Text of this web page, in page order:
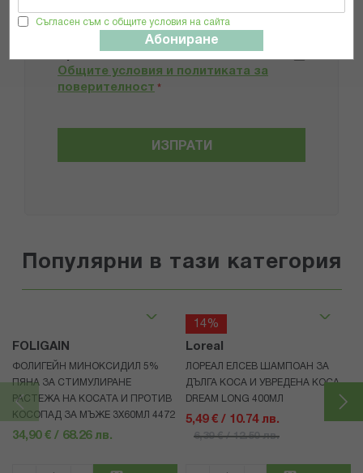
Съгласен съм с общите условия на сайта
Абониране
Препоръчвам продукта
Общите условия и политиката за
поверителност *
ИЗПРАТИ
Популярни в тази категория
FOLIGAIN
ФОЛИГЕЙН МИНОКСИДИЛ 5%
ПЯНА ЗА СТИМУЛИРАНЕ
РАСТЕЖА НА КОСАТА И ПРОТИВ
КОСОПАД ЗА МЪЖЕ 3X60МЛ 4472
34,90 € / 68.26 лв.
14%
Loreal
ЛОРЕАЛ ЕЛСЕВ ШАМПОАН ЗА
ДЪЛГА КОСА И УВРЕДЕНА КОСА
DREAM LONG 400МЛ
5,49 € / 10.74 лв.
6,39 € / 12.50 лв.